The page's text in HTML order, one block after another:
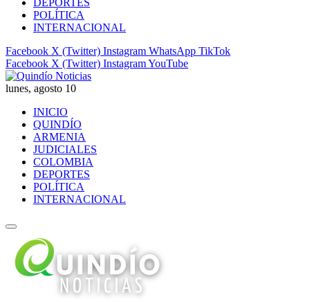
DEPORTES
POLÍTICA
INTERNACIONAL
Facebook X (Twitter) Instagram WhatsApp TikTok
Facebook X (Twitter) InstagramYouTube
lunes, agosto 10
INICIO
QUINDÍO
ARMENIA
JUDICIALES
COLOMBIA
DEPORTES
POLÍTICA
INTERNACIONAL